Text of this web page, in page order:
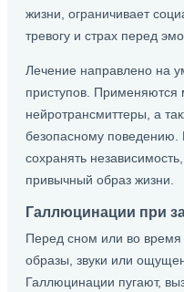
жизни, ограничивает
тревогу и страх перед
Лечение направлено на
приступов.
нейротрансмиттеры, а
безопасному поведению.
сохранять
привычный образ жизни.
Галлюцинации при
Перед сном или во
образы, звуки или
Галлюцинации пугают,